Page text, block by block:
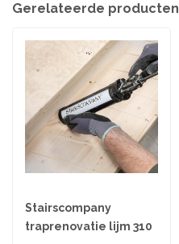
Gerelateerde producten
Stairscompany
traprenovatie lijm 310